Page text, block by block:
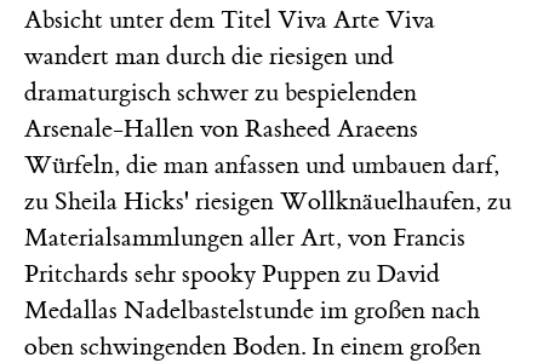
Absicht unter dem Titel Viva Arte Viva
wandert man durch die riesigen und
dramaturgisch schwer zu bespielenden
Arsenale-Hallen von Rasheed Araeens
Würfeln, die man anfassen und umbauen darf,
zu Sheila Hicks' riesigen Wollknäuelhaufen, zu
Materialsammlungen aller Art, von Francis
Pritchards sehr spooky Puppen zu David
Medallas Nadelbastelstunde im großen nach
oben schwingenden Boden. In einem großen